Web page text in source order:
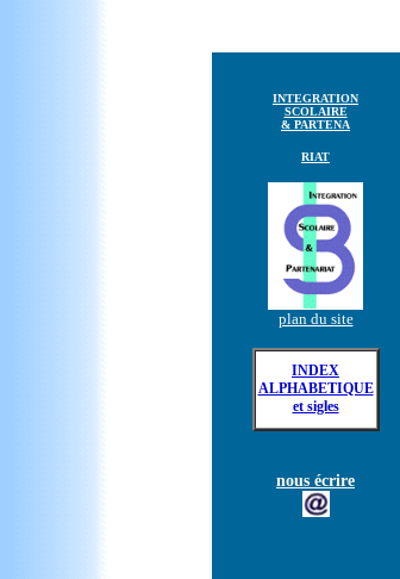
INTEGRATION
SCOLAIRE
& PARTENA
RIAT
plan du site
INDEX
ALPHABETIQUE
et sigles
nous écrire